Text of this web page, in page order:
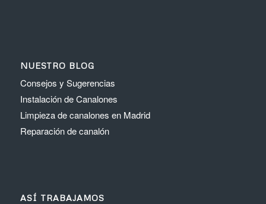
NUESTRO BLOG
Consejos y Sugerencias
Instalación de Canalones
Limpieza de canalones en Madrid
Reparación de canalón
ASÍ TRABAJAMOS